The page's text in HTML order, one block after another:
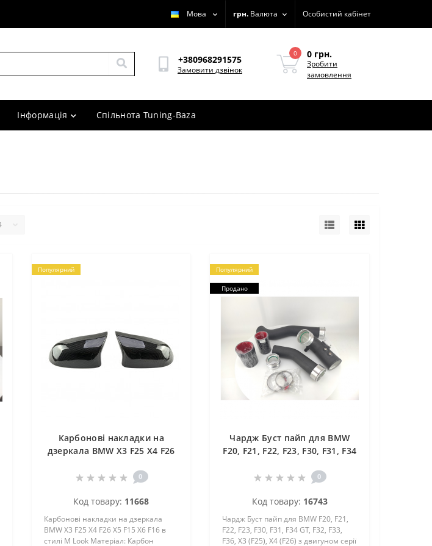
Мова грн. Валюта Особистий кабінет
+380968291575
Замовити дзвінок
0 0 грн.
Зробити
замовлення
Інформація Спільнота Tuning-Baza
Популярний
Карбонові накладки на
дзеркала BMW X3 F25 X4 F26
0
Код товару: 11668
Карбонові накладки на дзеркала
BMW X3 F25 X4 F26 X5 F15 X6 F16 в
стилі M Look Матеріал: Карбон
Популярний
Продано
Чардж Буст пайп для BMW
F20, F21, F22, F23, F30, F31, F34
(F26) з двигуном серії N20
0
Код товару: 16743
Чардж Буст пайп для BMW F20, F21,
F22, F23, F30, F31, F34 GT, F32, F33,
F36, X3 (F25), X4 (F26) з двигуном серії